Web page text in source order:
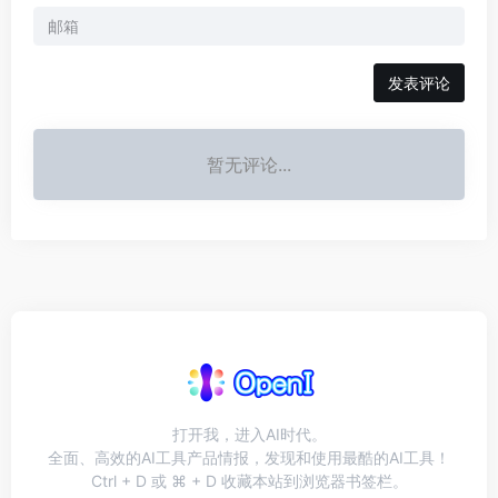
发表评论
暂无评论...
打开我，进入AI时代。
全面、高效的AI工具产品情报，发现和使用最酷的AI工具！
Ctrl + D 或 ⌘ + D 收藏本站到浏览器书签栏。